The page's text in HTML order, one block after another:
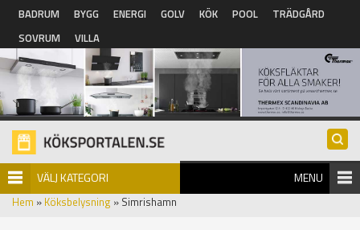
Hoppa till huvudinnehåll
BADRUM BYGG ENERGI GOLV KÖK POOL
TRÄDGÅRD
SOVRUM
VILLA
VÄLJ KATEGORI MENU
Hem » Köksbelysning » Simrishamn